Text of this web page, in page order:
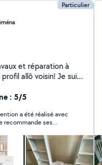
Particulier
et réparation à
variées à votre
bricolage et une
à votre disposition
projets et résoudre
: Besoin de
de douche ou
: 5/5
a été réalisé avec
recommande ses